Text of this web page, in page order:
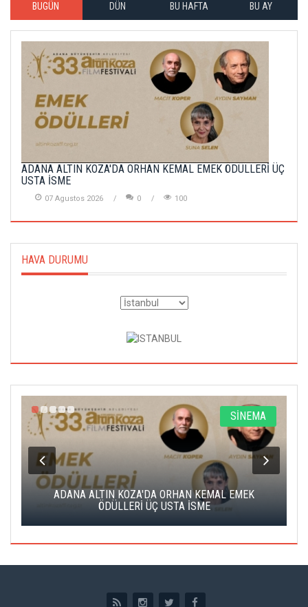
BUGÜN DÜN BU HAFTA BU AY
ADANA ALTIN KOZA'DA ORHAN KEMAL EMEK ÖDÜLLERİ ÜÇ
USTA İSME
07 Agustos 2026 0 100
HAVA DURUMU
SİNEMA
ADANA ALTIN KOZA'DA ORHAN KEMAL EMEK
ÖDÜLLERİ ÜÇ USTA İSME